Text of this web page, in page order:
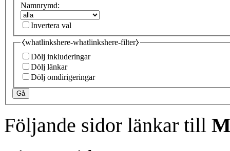
Namnrymd:
Invertera val
⧼whatlinkshere-whatlinkshere-filter⧽
Dölj inkluderingar
Dölj länkar
Dölj omdirigeringar
Gå
Följande sidor länkar till